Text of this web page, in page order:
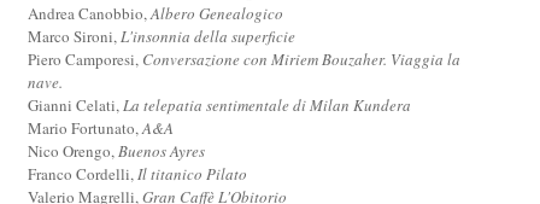
Andrea Canobbio,Albero Genealogico
Marco Sironi,L'insonnia della superficie
Piero Camporesi, Conversazione con Miriem Bouzaher. Viaggia la
nave.
Gianni Celati,La telepatia sentimentale di Milan Kundera
Mario Fortunato,A&A
Nico Orengo,Buenos Ayres
Franco Cordelli,Il titanico Pilato
Valerio Magrelli,Gran Caffè L'Obitorio